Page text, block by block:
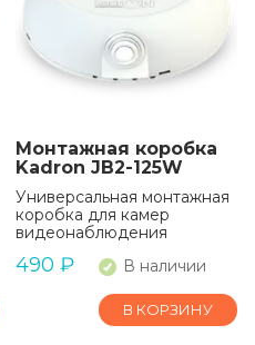
Монтажная коробка
Kadron JB2-125W
Универсальная монтажная
коробка для камер
видеонаблюдения
490 ₽ В наличии
В КОРЗИНУ